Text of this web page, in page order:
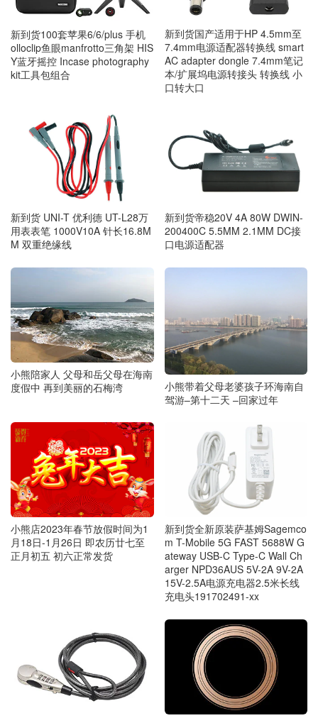
新到货100套苹果6/6/plus 手机
olloclip鱼眼manfrotto三角架 HIS
Y蓝牙摇控 Incase photography
kit工具包组合
新到货国产适用于HP 4.5mm至
7.4mm电源适配器转换线 smart
AC adapter dongle 7.4mm笔记
本/扩展坞电源转接头 转换线 小
口转大口
新到货 UNI-T 优利德 UT-L28万
用表表笔 1000V10A 针长16.8M
M 双重绝缘线
新到货帝稳20V 4A 80W DWIN-
200400C 5.5MM 2.1MM DC接
口电源适配器
小熊陪家人 父母和岳父母在海南
度假中 再到美丽的石梅湾
小熊带着父母老婆孩子环海南自
驾游–第十二天 –回家过年
小熊店2023年春节放假时间为1
月18日-1月26日 即农历廿七至
正月初五 初六正常发货
新到货全新原装萨基姆Sagemco
m T-Mobile 5G FAST 5688W G
ateway USB-C Type-C Wall Ch
arger NPD36AUS 5V-2A 9V-2A
15V-2.5A电源充电器2.5米长线
充电头191702491-xx